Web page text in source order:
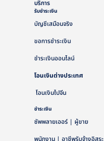
บริการ
รับชำระเงิน
บัญชีเสมือนจริง
ขอการชำระเงิน
ชำระเงินออนไลน์
โอนเงินต่างประเทศ
โอนเงินไปจีน
ชำระเงิน
ซัพพลายเออร์ | ผู้ขาย
พนักงาน | อาชีพรับจ้างอิสระ